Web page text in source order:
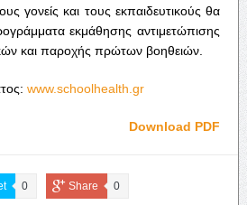
γονείς και τους εκπαιδευτικούς θα
εκμάθησης αντιμετώπισης
και παροχής πρώτων βοηθειών.
www.schoolhealth.gr
Download PDF
0 Share 0